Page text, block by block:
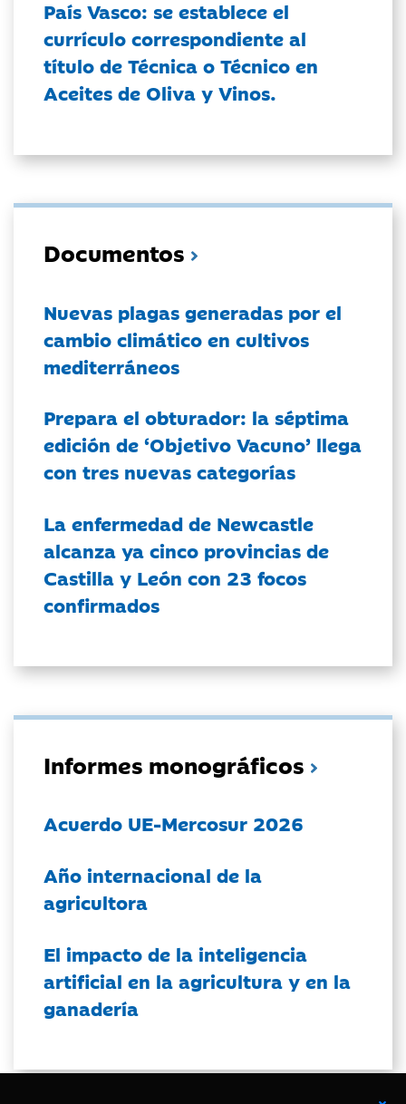
País Vasco: se establece el
currículo correspondiente al
título de Técnica o Técnico en
Aceites de Oliva y Vinos.
Documentos
Nuevas plagas generadas por el
cambio climático en cultivos
mediterráneos
Prepara el obturador: la séptima
edición de ‘Objetivo Vacuno’ llega
con tres nuevas categorías
La enfermedad de Newcastle
alcanza ya cinco provincias de
Castilla y León con 23 focos
confirmados
Informes monográficos
Acuerdo UE-Mercosur 2026
Año internacional de la
agricultora
El impacto de la inteligencia
artificial en la agricultura y en la
ganadería